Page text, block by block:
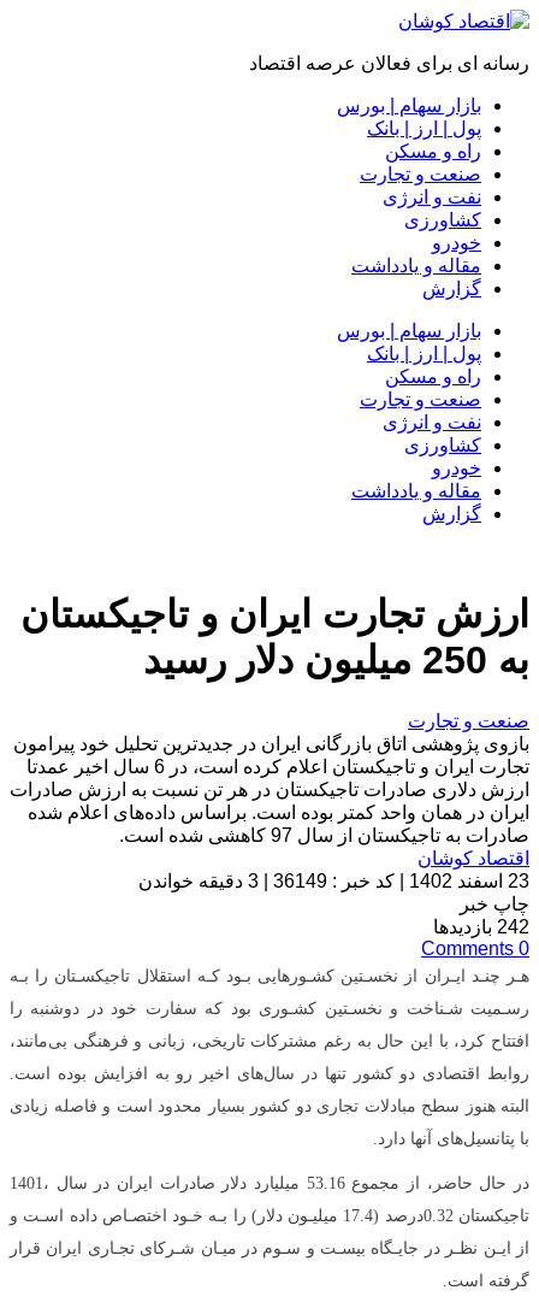
رسانه ای برای فعالان عرصه اقتصاد
بازار سهام | بورس
پول | ارز | بانک
راه و مسکن
صنعت و تجارت
نفت و انرژی
کشاورزی
خودرو
مقاله و یادداشت
گزارش
بازار سهام | بورس
پول | ارز | بانک
راه و مسکن
صنعت و تجارت
نفت و انرژی
کشاورزی
خودرو
مقاله و یادداشت
گزارش
ارزش تجارت ایران و تاجیکستان
به 250 میلیون دلار رسید
صنعت و تجارت
بازوی پژوهشی اتاق بازرگانی ایران در جدیدترین تحلیل خود پیرامون
تجارت ایران و تاجیکستان اعلام کرده است، در 6 سال اخیر عمدتا
ارزش دلاری صادرات تاجیکستان در هر تن نسبت به ارزش صادرات
ایران در همان واحد کمتر بوده است. براساس داده‌های اعلام شده
صادرات به تاجیکستان از سال 97 کاهشی شده است.
اقتصاد کوشان
23 اسفند 1402
کد خبر : 36149
3 دقیقه خواندن
چاپ خبر
242 بازدیدها
0
Comments
هـر چنـد ایـران از نخسـتین کشـورهایی بـود کـه استقلال تاجیکسـتان را بـه
رسـمیت شـناخت و نخسـتین کشـوری بود که سفارت خود در دوشنبه را
افتتاح کرد، با این حال به رغم مشترکات تاریخی، زبانی و فرهنگی بی‌مانند،
روابط اقتصادی دو کشور تنها در سال‌های اخیر رو به افزایش بوده است.
البته هنوز سطح مبادلات تجاری دو کشور بسیار محدود است و فاصله زیادی
با پتانسیل‌های آنها دارد.
در حال حاضر، از مجموع 53.16 میلیارد دلار صادرات ایران در سال ،1401
تاجیکستان 0.32درصد (17.4 میلیـون دلار) را بـه خـود اختصـاص داده اسـت و
از ایـن نظـر در جایـگاه بیسـت و سـوم در میـان شـرکای تجـاری ایران قرار
گرفته است.